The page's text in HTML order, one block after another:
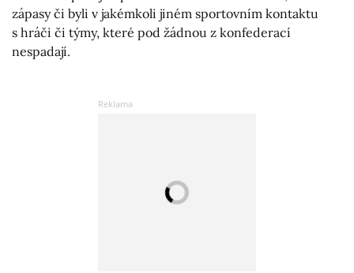
zápasy či byli v jakémkoli jiném sportovním kontaktu
s hráči či týmy, které pod žádnou z konfederací
nespadají.